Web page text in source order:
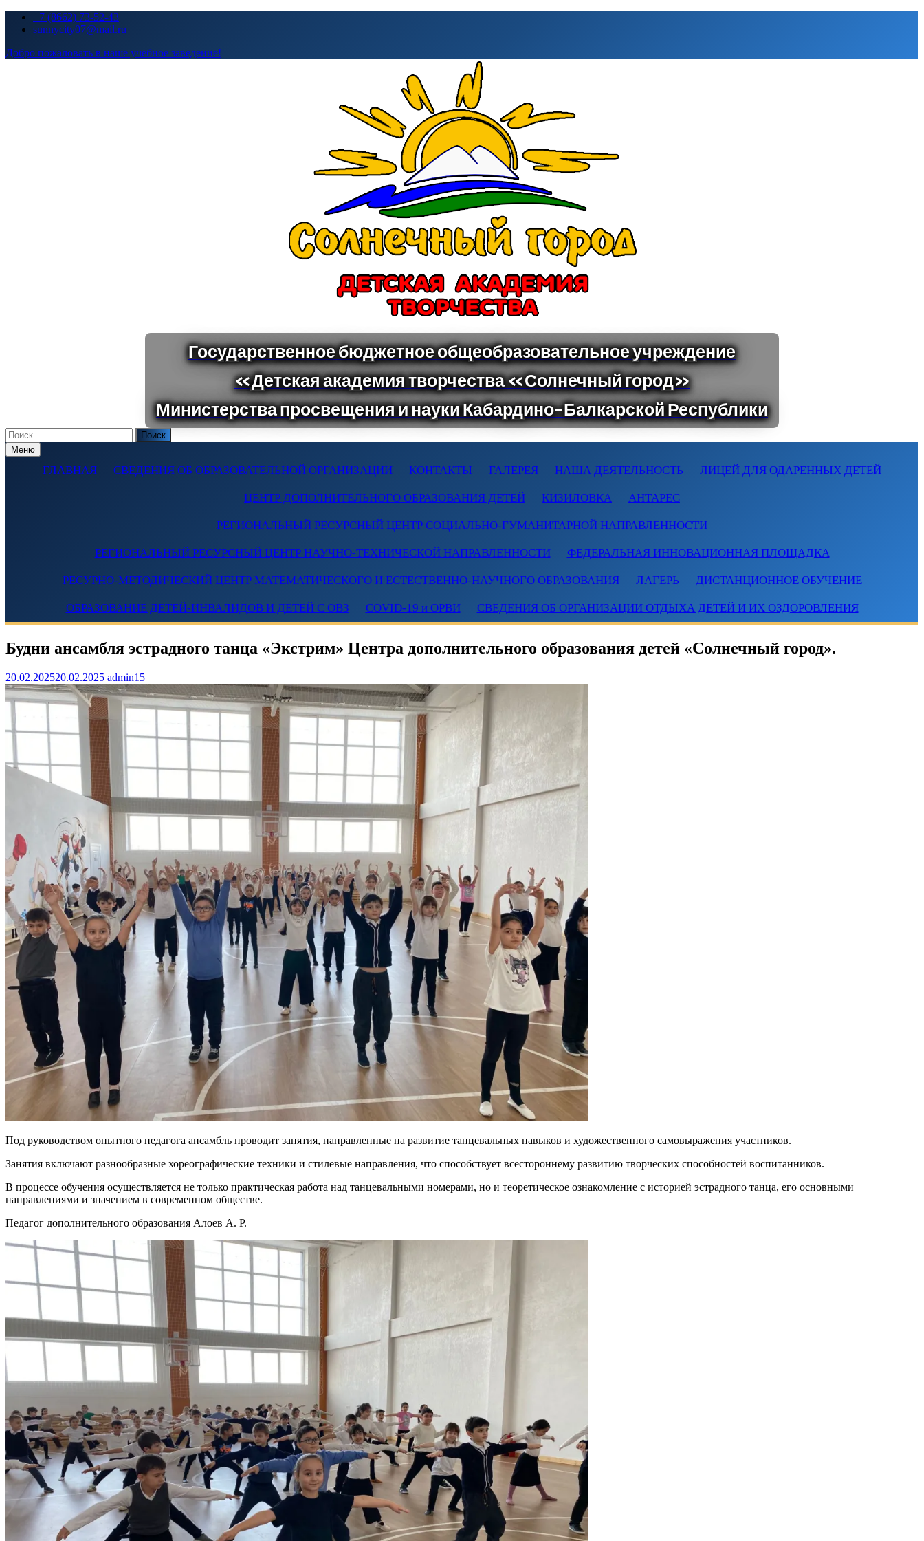
Перейти+7 (8662) 73-52-43
sunnycity07@mail.ru
Добро пожаловать в наше учебное заведение!
Поиск
по:Меню
ГЛАВНАЯ СВЕДЕНИЯ ОБ ОБРАЗОВАТЕЛЬНОЙ ОРГАНИЗАЦИИ КОНТАКТЫ ГАЛЕРЕЯ НАША ДЕЯТЕЛЬНОСТЬ ЛИЦЕЙ ДЛЯ ОДАРЕННЫХ ДЕТЕЙ
ЦЕНТР ДОПОЛНИТЕЛЬНОГО ОБРАЗОВАНИЯ ДЕТЕЙ КИЗИЛОВКА АНТАРЕС
РЕГИОНАЛЬНЫЙ РЕСУРСНЫЙ ЦЕНТР СОЦИАЛЬНО-ГУМАНИТАРНОЙ НАПРАВЛЕННОСТИ
РЕГИОНАЛЬНЫЙ РЕСУРСНЫЙ ЦЕНТР НАУЧНО-ТЕХНИЧЕСКОЙ НАПРАВЛЕННОСТИ ФЕДЕРАЛЬНАЯ ИННОВАЦИОННАЯ ПЛОЩАДКА
РЕСУРНО-МЕТОДИЧЕСКИЙ ЦЕНТР МАТЕМАТИЧЕСКОГО И ЕСТЕСТВЕННО-НАУЧНОГО ОБРАЗОВАНИЯ ЛАГЕРЬ ДИСТАНЦИОННОЕ ОБУЧЕНИЕ
ОБРАЗОВАНИЕ ДЕТЕЙ-ИНВАЛИДОВ И ДЕТЕЙ С ОВЗ COVID-19 и ОРВИ СВЕДЕНИЯ ОБ ОРГАНИЗАЦИИ ОТДЫХА ДЕТЕЙ И ИХ ОЗДОРОВЛЕНИЯ
Будни ансамбля эстрадного танца «Экстрим» Центра дополнительного образования детей «Солнечный город».
20.02.202520.02.2025 admin15
Под руководством опытного педагога ансамбль проводит занятия, направленные на развитие танцевальных навыков и художественного самовыражения участников.
Занятия включают разнообразные хореографические техники и стилевые направления, что способствует всестороннему развитию творческих способностей воспитанников.
В процессе обучения осуществляется не только практическая работа над танцевальными номерами, но и теоретическое ознакомление с историей эстрадного танца, его основными
направлениями и значением в современном обществе.
Педагог дополнительного образования Алоев А. Р.